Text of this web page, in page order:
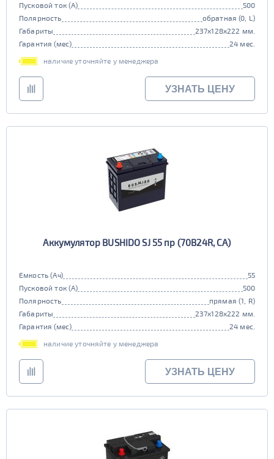
Пусковой ток (А)
500
Полярность
обратная (0, L)
Габариты
237x128x222 мм.
Гарантия (мес)
24 мес.
наличие уточняйте у менеджера
УЗНАТЬ ЦЕНУ
Аккумулятор BUSHIDO SJ 55 пр (70B24R, CA)
Емкость (Ач)
55
Пусковой ток (А)
500
Полярность
прямая (1, R)
Габариты
237x128x222 мм.
Гарантия (мес)
24 мес.
наличие уточняйте у менеджера
УЗНАТЬ ЦЕНУ